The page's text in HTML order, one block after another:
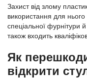
Захист від злому
використання для
спеціальної фурнітури
також входить
Як
відкрити